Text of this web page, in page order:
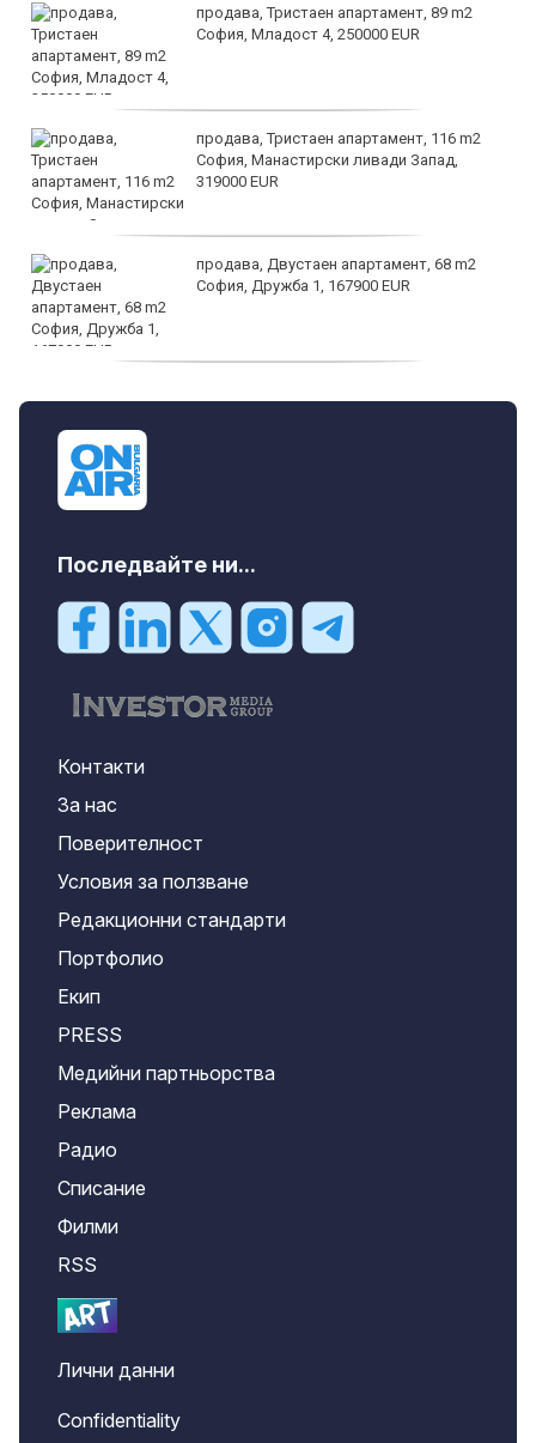
продава, Тристаен апартамент, 89 m2
София, Младост 4, 250000 EUR
продава, Тристаен апартамент, 116 m2
София, Манастирски ливади Запад,
319000 EUR
продава, Двустаен апартамент, 68 m2
София, Дружба 1, 167900 EUR
Последвайте ни...
Контакти
За нас
Поверителност
Условия за ползване
Редакционни стандарти
Портфолио
Екип
PRESS
Медийни партньорства
Реклама
Радио
Списание
Филми
RSS
Лични данни
Confidentiality